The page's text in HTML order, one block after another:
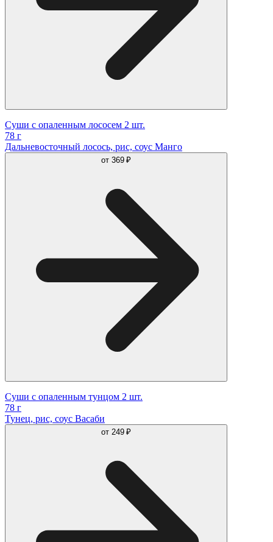
Суши с опаленным лососем 2 шт.
78 г
Дальневосточный лосось, рис, соус Манго
от 369 ₽
Суши с опаленным тунцом 2 шт.
78 г
Тунец, рис, соус Васаби
от 249 ₽